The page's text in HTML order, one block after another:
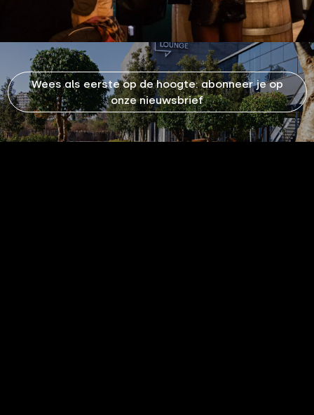
Wees als eerste op de hoogte: abonneer je op
onze nieuwsbrief